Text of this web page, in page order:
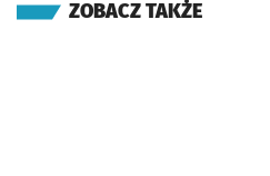
ZOBACZ TAKŻE